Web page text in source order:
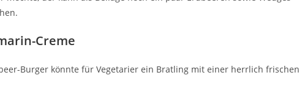
Creme
Burger könnte für Vegetarier ein Bratling mit einer herrlich frischen